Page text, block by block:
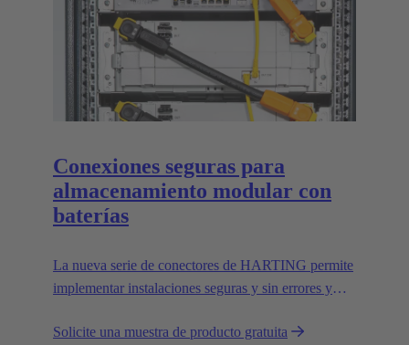
Conexiones seguras para
almacenamiento modular con
baterías
La nueva serie de conectores de HARTING permite
implementar instalaciones seguras y sin errores y
Solicite una muestra de producto gratuita